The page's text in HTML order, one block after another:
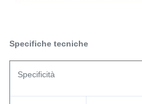
Specifiche tecniche
Specificità